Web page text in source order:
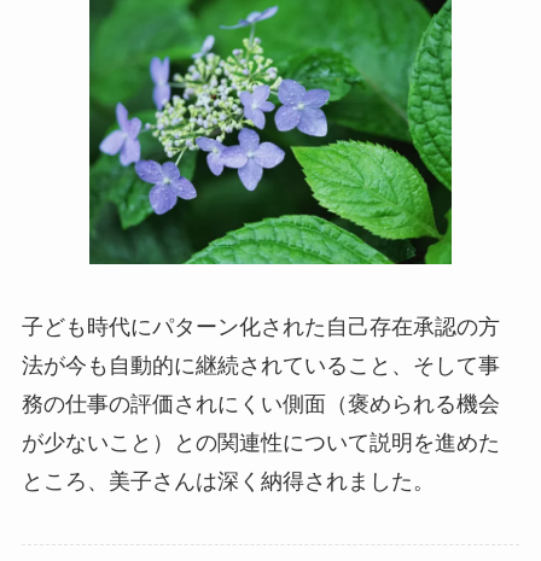
子ども時代にパターン化された自己存在承認の方
法が今も自動的に継続されていること、そして事
務の仕事の評価されにくい側面（褒められる機会
が少ないこと）との関連性について説明を進めた
ところ、美子さんは深く納得されました。